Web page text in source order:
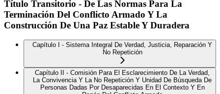
Título Transitorio - De Las Normas Para La
Terminación Del Conflicto Armado Y La
Construcción De Una Paz Estable Y Duradera
Capítulo I - Sistema Integral De Verdad, Justicia, Reparación Y
No Repetición
Capítulo II - Comisión Para El Esclarecimiento De La Verdad,
La Convivencia Y La No Repetición Y Unidad De Búsqueda De
Personas Dadas Por Desaparecidas En El Contexto Y En